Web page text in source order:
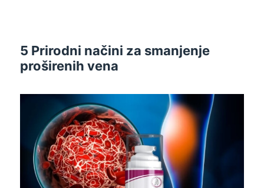
5 Prirodni načini za smanjenje
proširenih vena